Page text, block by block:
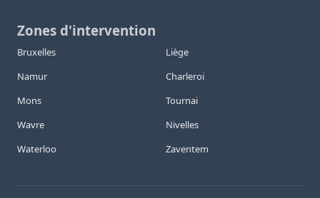
Zones d'intervention
Bruxelles
Liège
Namur
Charleroi
Mons
Tournai
Wavre
Nivelles
Waterloo
Zaventem